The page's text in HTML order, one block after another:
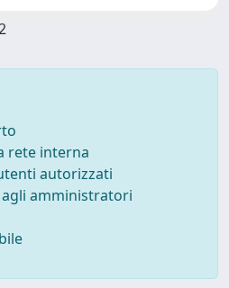
rete interna
autorizzati
amministratori